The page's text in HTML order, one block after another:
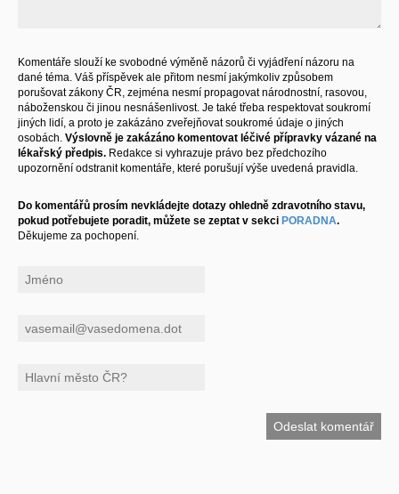
Komentáře slouží ke svobodné výměně názorů či vyjádření názoru na
dané téma. Váš příspěvek ale přitom nesmí jakýmkoliv způsobem
porušovat zákony ČR, zejména nesmí propagovat národnostní, rasovou,
náboženskou či jinou nesnášenlivost. Je také třeba respektovat soukromí
jiných lidí, a proto je zakázáno zveřejňovat soukromé údaje o jiných
osobách. Výslovně je zakázáno komentovat léčivé přípravky vázané na
lékařský předpis. Redakce si vyhrazuje právo bez předchozího
upozornění odstranit komentáře, které porušují výše uvedená pravidla.
Do komentářů prosím nevkládejte dotazy ohledně zdravotního stavu,
pokud potřebujete poradit, můžete se zeptat v sekci PORADNA.
Děkujeme za pochopení.